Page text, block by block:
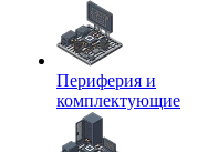
Периферия и
комплектующие